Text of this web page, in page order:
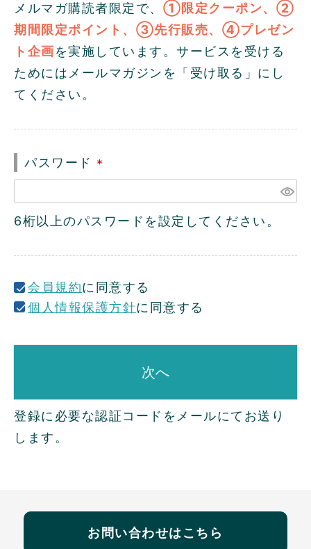
)
メルマガ購読者限定で、 ①限定クーポン、②
期間限定ポイント、③先行販売、④プレゼン
ト企画を実施しています。サービスを受ける
ためにはメールマガジンを「受け取る」にし
てください。
パスワード
(
必
須
6桁以上のパスワードを設定してください。
会員規約に同意する
個人情報保護方針に同意する
次へ
登録に必要な認証コードをメールにてお送り
します。
お問い合わせはこちら